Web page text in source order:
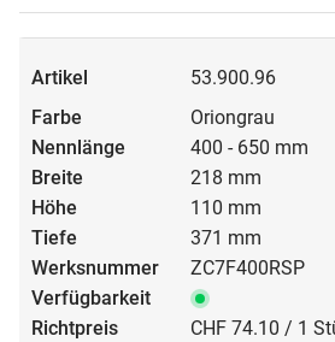
53.900.96
Oriongrau
400 - 650 mm
218 mm
110 mm
371 mm
ZC7F400RSP
CHF 74.10 / 1